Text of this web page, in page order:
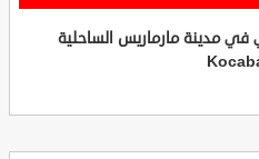
مدينة مارماريس الساحلية